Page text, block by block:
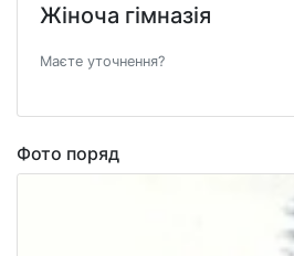
Жіноча гімназія
Маєте уточнення?
Фото поряд